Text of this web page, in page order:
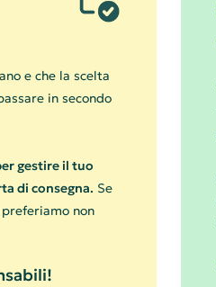
e che la scelta
in secondo
gestire il tuo
di consegna. Se
non